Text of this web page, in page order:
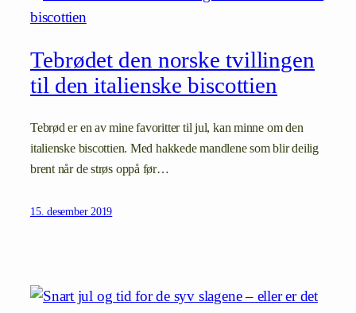
Tebrødet den norske tvillingen
til den italienske biscottien
Tebrød er en av mine favoritter til jul, kan minne om den
italienske biscottien. Med hakkede mandlene som blir deilig
brent når de strøs oppå før…
15. desember 2019